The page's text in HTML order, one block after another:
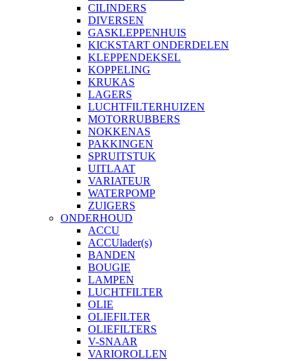
CILINDERS
DIVERSEN
GASKLEPPENHUIS
KICKSTART ONDERDELEN
KLEPPENDEKSEL
KOPPELING
KRUKAS
LAGERS
LUCHTFILTERHUIZEN
MOTORRUBBERS
NOKKENAS
PAKKINGEN
SPRUITSTUK
UITLAAT
VARIATEUR
WATERPOMP
ZUIGERS
ONDERHOUD
ACCU
ACCUlader(s)
BANDEN
BOUGIE
LAMPEN
LUCHTFILTER
OLIE
OLIEFILTER
OLIEFILTERS
V-SNAAR
VARIOROLLEN